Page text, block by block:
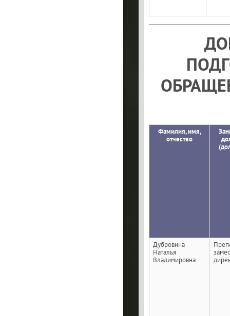
Фамилия, имя,
отчество
Дубровина
Наталья
Владимировна